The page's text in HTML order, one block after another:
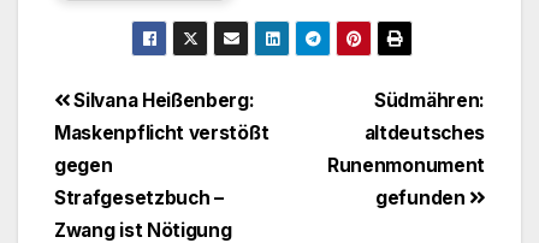
BeitragsnavigationSüdmähren:
altdeutsches
Runenmonument
gefunden
Silvana Heißenberg:
Maskenpflicht verstößt
gegen
Strafgesetzbuch –
Zwang ist Nötigung